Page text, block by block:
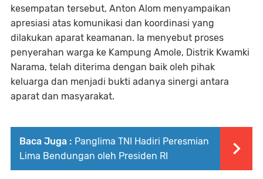
kesempatan tersebut, Anton Alom menyampaikan
apresiasi atas komunikasi dan koordinasi yang
dilakukan aparat keamanan. Ia menyebut proses
penyerahan warga ke Kampung Amole, Distrik Kwamki
Narama, telah diterima dengan baik oleh pihak
keluarga dan menjadi bukti adanya sinergi antara
aparat dan masyarakat.
Baca Juga : Panglima TNI Hadiri Peresmian
Lima Bendungan oleh Presiden RI